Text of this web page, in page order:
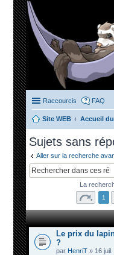
Raccourcis FAQ
Site WEB
Accueil
Sujets sans
Aller sur la recherche
La
1
Le prix du
?
par HenriT» 16 juil.